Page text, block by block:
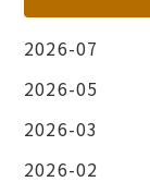
2026-07
2026-05
2026-03
2026-02